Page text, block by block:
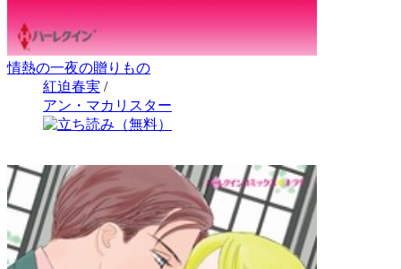
情熱の一夜の贈りもの
紅迫春実 /
アン・マカリスター